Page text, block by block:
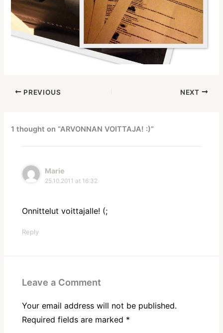
PREVIOUS NEXT
1 thought on “ARVONNAN VOITTAJA! :)”
Marie
25.10.2011 at 16:32
Onnittelut voittajalle! (;
Reply
Leave a Comment
Your email address will not be published.
Required fields are marked *